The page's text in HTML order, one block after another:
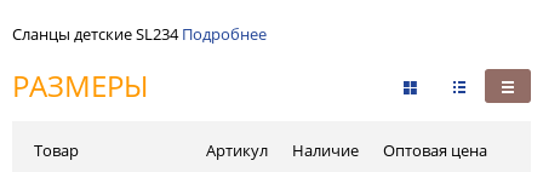
Сланцы детские SL234Подробнее
РАЗМЕРЫ
Товар Артикул Наличие Оптовая цена